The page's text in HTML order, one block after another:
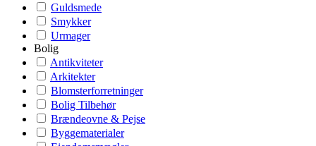
Guldsmede
Smykker
Urmager
Bolig
Antikviteter
Arkitekter
Blomsterforretninger
Bolig Tilbehør
Brændeovne & Pejse
Byggematerialer